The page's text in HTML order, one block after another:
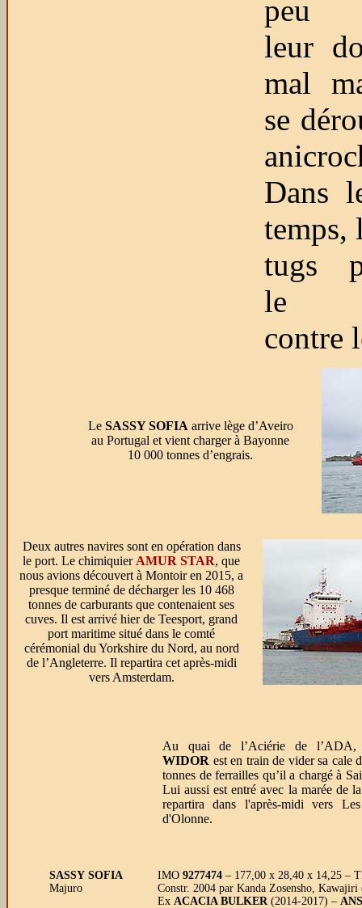
peu
leur
mal
se
Dans
temps,
tugs
le
contre
Le SASSY SOFIA arrive lège d’Aveiro
au Portugal et vient charger à Bayonne
10 000 tonnes d’engrais.
Deux autres navires sont en opération dans
le port. Le chimiquier AMUR STAR, que
nous avions découvert à Montoir en 2015, a
presque terminé de décharger les 10 468
tonnes de carburants que contenaient ses
cuves. Il est arrivé hier de Teesport, grand
port maritime situé dans le comté
cérémonial du Yorkshire du Nord, au nord
de l’Angleterre. Il repartira cet après-midi
vers Amsterdam.
Au quai de l’Aciérie de
WIDOR est en train de vider sa cale
tonnes de ferrailles qu’il a chargé à
Lui aussi est entré avec la marée de
repartira dans l'après-midi vers
d'Olonne.
SASSY SOFIA
Majuro
IMO 9277474 – 177,00 x 28,40 x 14,25 –
Constr. 2004 par Kanda Zosensho,
Ex ACACIA BULKER(2014-2017) –